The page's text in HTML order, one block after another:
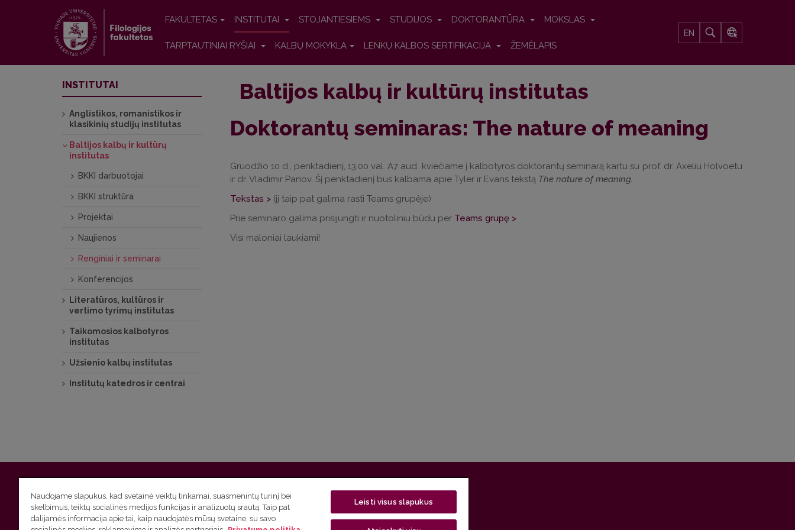
FAKULTETAS INSTITUTAI STOJANTIESIEMS STUDIJOS DOKTORANTŪRA MOKSLAS
TARPTAUTINIAI RYŠIAI KALBŲ MOKYKLA LENKŲ KALBOS SERTIFIKACIJA ŽEMĖLAPIS
EN
Baltijos kalbų ir kultūrų institutas
Doktorantų seminaras: The nature of meaning
Gruodžio 10 d., penktadienį, 13.00 val. A7 aud. kviečiame į kalbotyros doktorantų seminarą kartu su prof. dr. Axeliu Holvoetu
ir dr. Vladimir Panov. Šį penktadienį bus kalbama apie Tyler ir Evans tekstą The nature of meaning.
Tekstas >(jį taip pat galima rasti Teams grupėje)
Prie seminaro galima prisijungti ir nuotoliniu būdu per Teams grupę >
Visi maloniai laukiami!
INSTITUTAI
Anglistikos, romanistikos ir
klasikinių studijų institutas
Baltijos kalbų ir kultūrų
institutas
BKKI darbuotojai
BKKI struktūra
Projektai
Naujienos
Renginiai ir seminarai
Konferencijos
Literatūros, kultūros ir
vertimo tyrimų institutas
Taikomosios kalbotyros
institutas
Užsienio kalbų institutas
Institutų katedros ir centrai
Vilniaus universitetas Filologijos fakultetas | Universiteto g. 5, LT-01131 Vilnius
Studijų skyriaus(studijų ir tvarkaraščio klausimai) tel. (0 5) 268 7208 | El. paštasstudijos@flf.vu.lt
Naudojame slapukus, kad svetainė veiktų tinkamai, suasmenintų turinį bei
skelbimus, teiktų socialinės medijos funkcijas ir analizuotų srautą. Taip pat
dalijamės informacija apie tai, kaip naudojatės mūsų svetaine, su savo
Leisti visus slapukus